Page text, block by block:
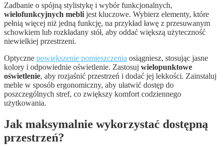
Zadbanie o spójną stylistykę i wybór funkcjonalnych,
wielofunkcyjnych mebli jest kluczowe. Wybierz elementy, które
pełnią więcej niż jedną funkcję, na przykład ławę z przesuwanym
schowkiem lub rozkładany stół, aby oddać większą użyteczność
niewielkiej przestrzeni.
Optyczne powiększenie pomieszczenia osiągniesz, stosując jasne
kolory i odpowiednie oświetlenie. Zastosuj wielopunktowe
oświetlenie, aby rozjaśnić przestrzeń i dodać jej lekkości. Zainstaluj
meble w sposób ergonomiczny, aby ułatwić dostęp do
poszczególnych stref, co zwiększy komfort codziennego
użytkowania.
Jak maksymalnie wykorzystać dostępną
przestrzeń?